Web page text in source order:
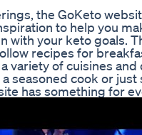
the GoKeto
to help you
with your keto goals.
recipes for
variety of cuisines and
seasoned cook or
has something for